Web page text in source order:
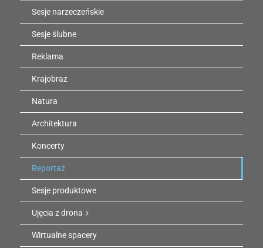
Sesje narzeczeńskie
Sesje ślubne
Reklama
Krajobraz
Natura
Architektura
Koncerty
Reportaż
Sesje produktowe
Ujęcia z drona
Wirtualne spacery